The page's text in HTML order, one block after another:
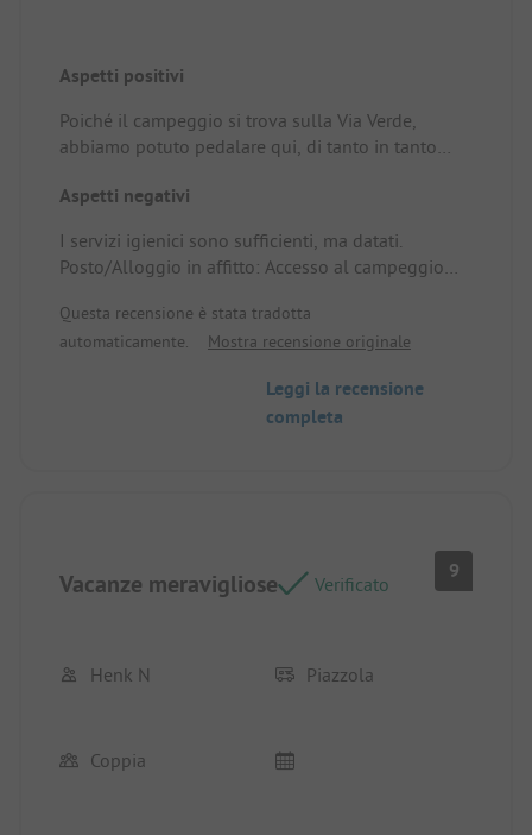
Aspetti positivi
Poiché il campeggio si trova sulla Via Verde,
abbiamo potuto pedalare qui, di tanto in tanto
automobilistico.
Il Salto la Novia meritava anche una visita.
Posto/Alloggio in affitto: L'ambiente
Aspetti negativi
I servizi igienici sono sufficienti, ma datati.
Posto/Alloggio in affitto: Accesso al campeggio
Questa recensione è stata tradotta
automaticamente.
Mostra recensione originale
Leggi la recensione
completa
Vacanze meravigliose Verificato
9
Henk N Piazzola
Coppia